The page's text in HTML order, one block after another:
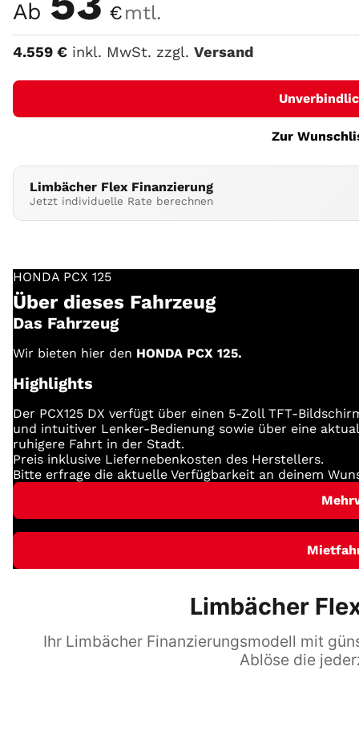
Ab €mtl.
4.559 € inkl. MwSt. zzgl. Versand
Zur
Limbächer Flex Finanzierung
Jetzt individuelle Rate berechnen
HONDA PCX 125
Über dieses Fahrzeug
Das Fahrzeug
Wir bieten hier den HONDA PCX 125.
Highlights
Der PCX125 DX verfügt über einen 5-Zoll TFT-
und intuitiver Lenker-Bedienung sowie über eine
ruhigere Fahrt in der Stadt.
Preis inklusive Liefernebenkosten des Herstellers.
Bitte erfrage die aktuelle Verfügbarkeit an deinem
Limbächer
Ihr Limbächer Finanzierungsmodell mit
Ablöse die